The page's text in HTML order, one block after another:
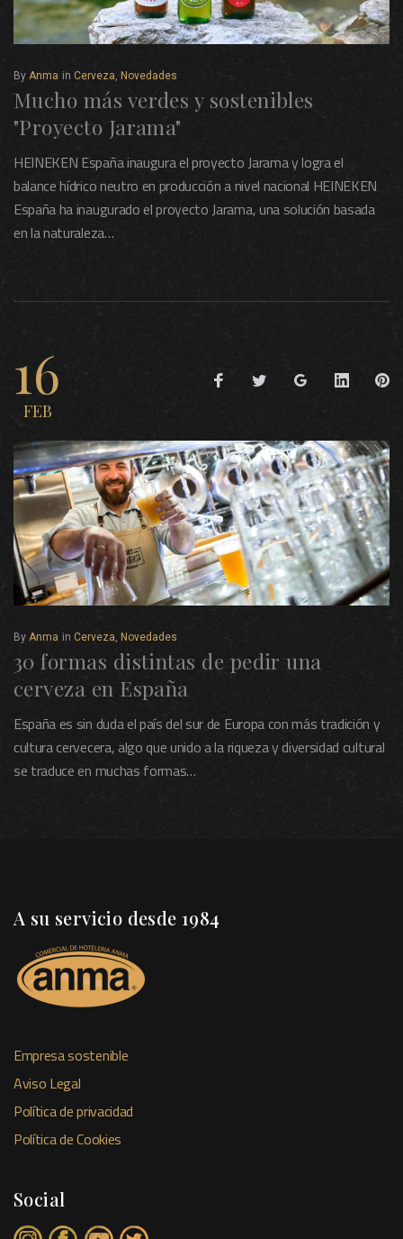
By Anma in Cerveza, Novedades
Mucho más verdes y sostenibles
"Proyecto Jarama"
HEINEKEN España inaugura el proyecto Jarama y logra el
balance hídrico neutro en producción a nivel nacional HEINEKEN
España ha inaugurado el proyecto Jarama, una solución basada
en la naturaleza…
16
FEB
By Anma in Cerveza, Novedades
30 formas distintas de pedir una
cerveza en España
España es sin duda el país del sur de Europa con más tradición y
cultura cervecera, algo que unido a la riqueza y diversidad cultural
se traduce en muchas formas…
A su servicio desde 1984
Empresa sostenible
Aviso Legal
Política de privacidad
Política de Cookies
Social